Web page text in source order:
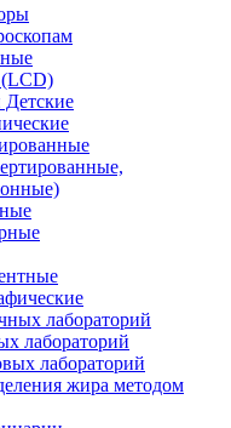
лабораторий
лабораторий
лабораторий
жира методом